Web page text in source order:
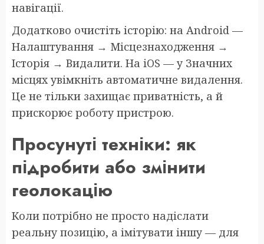
навігації.
Додатково очистіть історію: на Android —
Налаштування → Місцезнаходження →
Історія → Видалити. На iOS — у Значних
місцях увімкніть автоматичне видалення.
Це не тільки захищає приватність, а й
прискорює роботу пристрою.
Просунуті техніки: як
підробити або змінити
геолокацію
Коли потрібно не просто надіслати
реальну позицію, а імітувати іншу — для